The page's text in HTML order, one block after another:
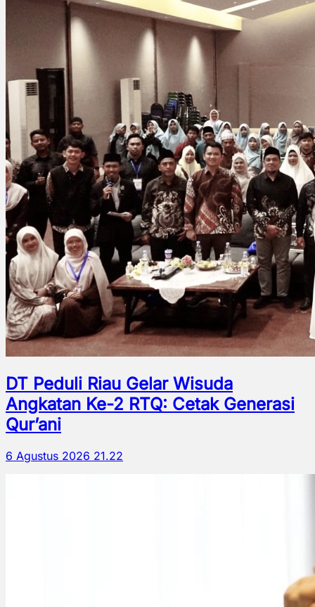
DT Peduli Riau Gelar Wisuda
Angkatan Ke-2 RTQ: Cetak Generasi
Qur’ani
6 Agustus 2026 21.22